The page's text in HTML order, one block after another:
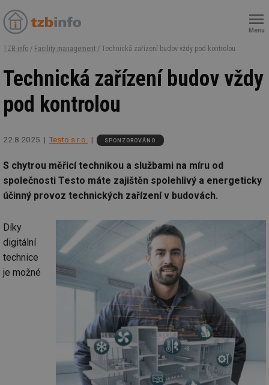
Menu
TZB-info / Facility management / Technická zařízení budov vždy pod kontrolou
Technická zařízení budov vždy
pod kontrolou
22.8.2025 Testo s.r.o. SPONZOROVÁNO
S chytrou měřicí technikou a službami na míru od
společnosti Testo máte zajištěn spolehlivý a energeticky
účinný provoz technických zařízení v budovách.
Díky
digitální
technice
je možné